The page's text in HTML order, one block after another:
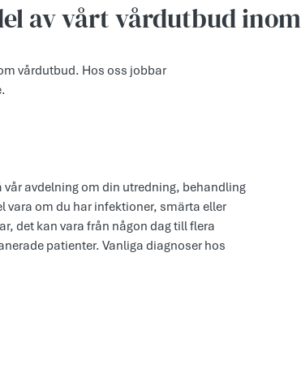
av vårt vårdutbud inom
vårdutbud. Hos oss jobbar
avdelning om din utredning, behandling
vara om du har infektioner, smärta eller
det kan vara från någon dag till flera
patienter. Vanliga diagnoser hos